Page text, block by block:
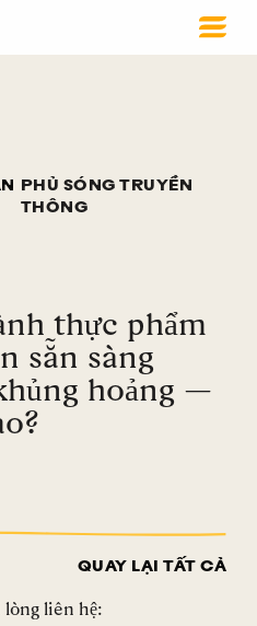
PHỦ SÓNG TRUYỀN
THÔNG
thực phẩm
sẵn sàng
hoảng —
QUAY LẠI TẤT CẢ
liên hệ: